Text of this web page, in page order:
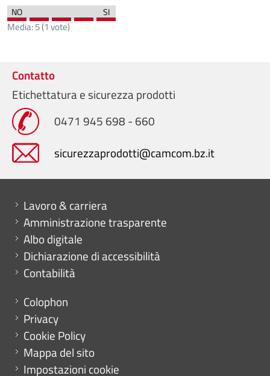
Media:5(1 vote)
Contatto
Etichettatura e sicurezza prodotti
0471 945 698 - 660
sicurezzaprodotti@camcom.bz.it
Mini menu di servizio
Lavoro & carriera
Amministrazione trasparente
Albo digitale
Dichiarazione di accessibilità
Contabilità
Menu footer
Colophon
Privacy
Cookie Policy
Mappa del sito
Impostazioni cookie